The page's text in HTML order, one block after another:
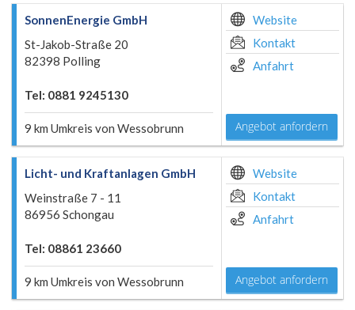
SonnenEnergie GmbH
St-Jakob-Straße 20
82398 Polling
Tel: 0881 9245130
9 km Umkreis von Wessobrunn
Website
Kontakt
Anfahrt
Angebot anfordern
Licht- und Kraftanlagen GmbH
Weinstraße 7 - 11
86956 Schongau
Tel: 08861 23660
9 km Umkreis von Wessobrunn
Website
Kontakt
Anfahrt
Angebot anfordern